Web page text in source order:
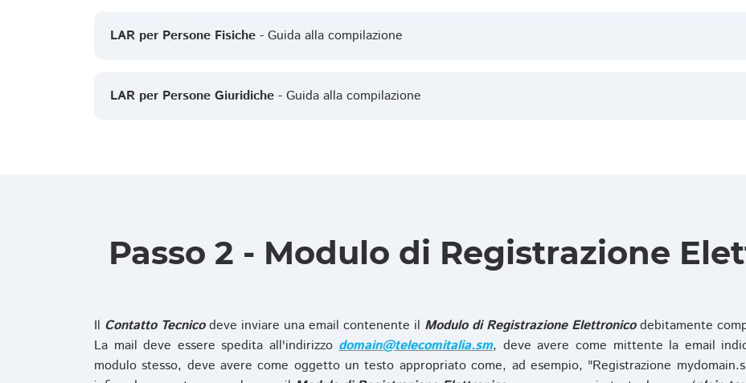
LAR per Persone Fisiche - Guida alla compilazione
LAR per Persone Giuridiche - Guida alla compilazione
Passo 2 - Modulo di Registrazione
Il Contatto Tecnicodeve inviare una email contenente il Modulo di Registrazione Elettronicodebitamente
La mail deve essere spedita all'indirizzodomain@telecomitalia.sm, deve avere come mittente la email
modulo stesso, deve avere come oggetto un testo appropriato come, ad esempio, "Registrazione